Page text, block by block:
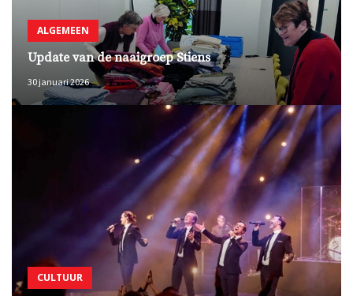
ALGEMEEN
Update van de naaigroep Stiens
30 januari 2026
CULTUUR